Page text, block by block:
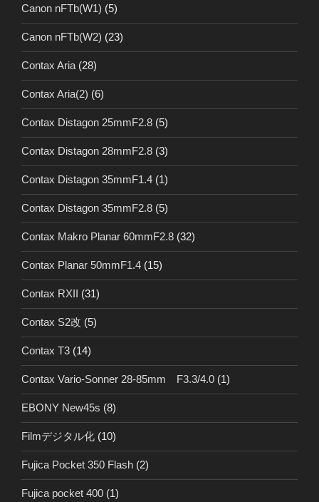
Canon nFTb(W1) (5)
Canon nFTb(W2) (23)
Contax Aria (28)
Contax Aria(2) (6)
Contax Distagon 25mmF2.8 (5)
Contax Distagon 28mmF2.8 (3)
Contax Distagon 35mmF1.4 (1)
Contax Distagon 35mmF2.8 (5)
Contax Makro Planar 60mmF2.8 (32)
Contax Planar 50mmF1.4 (15)
Contax RXII (31)
Contax S2改 (5)
Contax T3 (14)
Contax Vario-Sonner 28-85mm F3.3/4.0 (1)
EBONY New45s (8)
Filmデジタル化 (10)
Fujica Pocket 350 Flash (2)
Fujica pocket 400 (1)